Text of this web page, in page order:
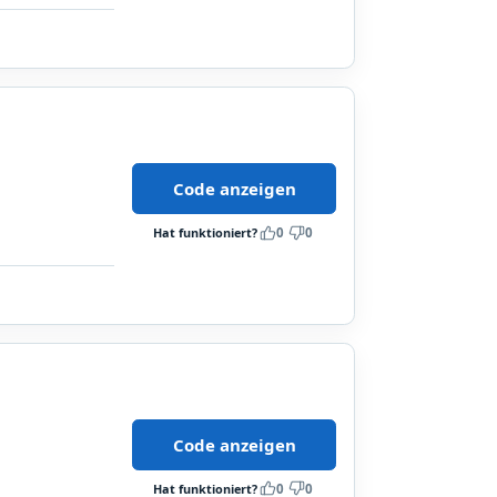
Code anzeigen
Hat funktioniert? 0 0
Code anzeigen
Hat funktioniert? 0 0